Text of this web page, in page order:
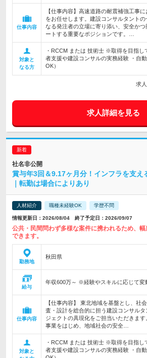
仕事内容
【仕事内容】高速道路の耐震補強工事
をお任せします。建設コンサルタント
なる発注者の立場に寄り添い、安全か
ートする重要なポジションです。…
対象と
なる方
・RCCM または 技術士 ※取得を目指し
者支援や建設コンサルの実務経験 ・自
OK）
求
求人詳細を見る
社名非公開
賞与年3回＆9.17ヶ月分！インフラを支え
｜転勤は場合によりあり
人材紹介 職種未経験OK 学歴不問
情報更新日：2026/08/04 終了予定日：2026/09/07
公共・民間問わず多様な案件に携われるため、
できます。
勤務地
秋田県
給与
年収600万～ ※経験やスキルに応じて変
仕事内容
【仕事内容】 東北地域を基盤とし、社
査・設計を総合的に担う建設コンサルタ
ジェクトの具現化をご担当いただきま
事業をはじめ、地域社会の安全…
対象と
・RCCM または 技術士 ※取得を目指し
者支援や建設コンサルの実務経験 ・自